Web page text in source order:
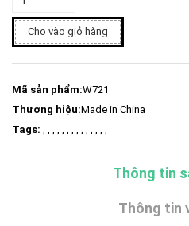
Cho vào giỏ hàng
Mã sản phẩm:W721
Thương hiệu:Made in China
Tags: , , , , , , , , , , , , , ,
Thông tin
Thông tin